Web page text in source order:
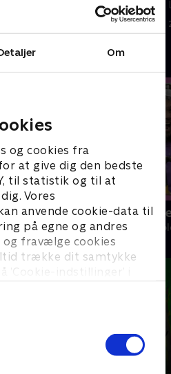
Om
og cookies fra
at give dig den bedste
til statistik og til at
Vores
anvende cookie-data til
på egne og andres
fravælge cookies
trække dit samtykke
’Cookie-indstillinger’ i
de andre dyr. hvad de spiser.
24. september 2022 • 6 min
Mit nye
Børne-